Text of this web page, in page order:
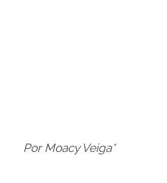
Por Moacy Veiga*